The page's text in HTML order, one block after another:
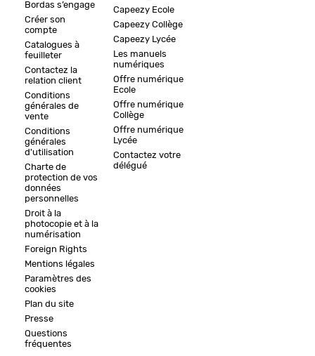
Bordas s’engage
Créer son
compte
Catalogues à
feuilleter
Contactez la
relation client
Conditions
générales de
vente
Conditions
générales
d'utilisation
Charte de
protection de vos
données
personnelles
Droit à la
photocopie et à la
numérisation
Foreign Rights
Mentions légales
Paramètres des
cookies
Plan du site
Presse
Questions
fréquentes
Capeezy Ecole
Capeezy Collège
Capeezy Lycée
Les manuels
numériques
Offre numérique
Ecole
Offre numérique
Collège
Offre numérique
Lycée
Contactez votre
délégué